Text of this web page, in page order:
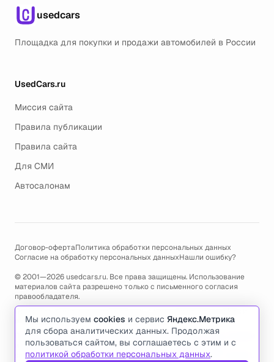
usedcars
Площадка для покупки и продажи автомобилей в России
UsedCars.ru
Миссия сайта
Правила публикации
Правила сайта
Для СМИ
Автосалонам
Договор-офертаПолитика обработки персональных данных
Согласие на обработку персональных данныхНашли ошибку?
© 2001—2026 usedcars.ru. Все права защищены. Использование
материалов сайта разрешено только с письменного согласия
правообладателя.
Пользуясь сайтом, вы соглашаетесь с использованием cookies и
политикой обработки персональных данных.
По всем вопросам связанным с работой сайта, ошибками, глюками
и проблемами обращайтесь по адресу электронной почты
support@usedcars.ruили пишите в телеграм@usedcarsru_support
Мы используем cookies и сервис Яндекс.Метрика
для сбора аналитических данных. Продолжая
пользоваться сайтом, вы соглашаетесь с этим и с
политикой обработки персональных данных.